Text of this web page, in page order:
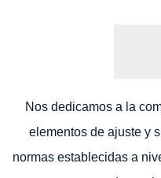
Nos dedicamos a la
elementos de ajuste y
normas establecidas a